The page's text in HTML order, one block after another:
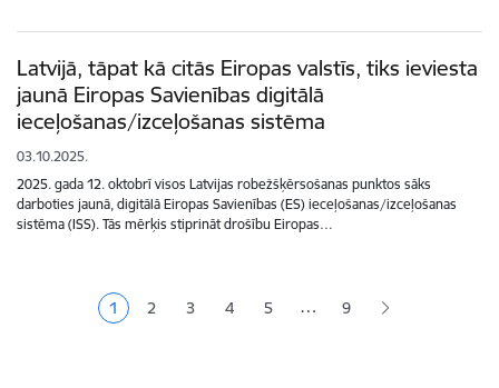
Latvijā, tāpat kā citās Eiropas valstīs, tiks ieviesta
jaunā Eiropas Savienības digitālā
ieceļošanas/izceļošanas sistēma
03.10.2025.
2025. gada 12. oktobrī visos Latvijas robežšķērsošanas punktos sāks
darboties jaunā, digitālā Eiropas Savienības (ES) ieceļošanas/izceļošanas
sistēma (ISS). Tās mērķis stiprināt drošību Eiropas…
Pašreizējā lapa
1 Lapa
2 Lapa
3 Lapa
4 Lapa
5 … 9